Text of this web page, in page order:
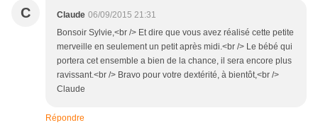
C Claude 06/09/2015 21:31
Bonsoir Sylvie,<br /> Et dire que vous avez réalisé cette petite
merveille en seulement un petit après midi.<br /> Le bébé qui
portera cet ensemble a bien de la chance, il sera encore plus
ravissant.<br /> Bravo pour votre dextérité, à bientôt,<br />
Claude
Répondre